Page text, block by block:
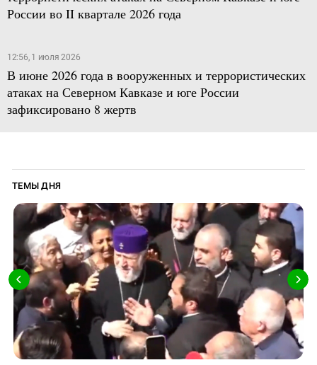
России во II квартале 2026 года
12:56, 1 июля 2026
В июне 2026 года в вооруженных и террористических
атаках на Северном Кавказе и юге России
зафиксировано 8 жертв
ТЕМЫ ДНЯ